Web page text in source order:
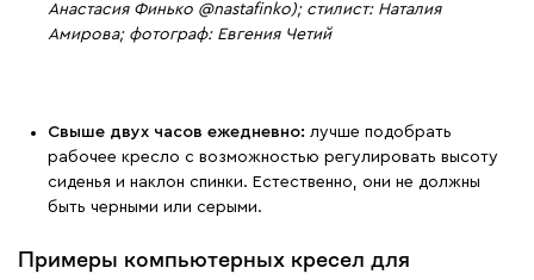
Анастасия Финько @nastafinko); стилист: Наталия
Амирова; фотограф: Евгения Четий
Свыше двух часов ежедневно: лучше подобрать
рабочее кресло с возможностью регулировать высоту
сиденья и наклон спинки. Естественно, они не должны
быть черными или серыми.
Примеры компьютерных кресел для